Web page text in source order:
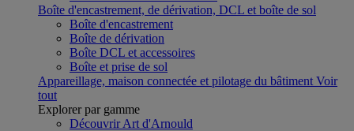
Boîte d'encastrement, de dérivation, DCL et boîte de sol
Boîte d'encastrement
Boîte de dérivation
Boîte DCL et accessoires
Boîte et prise de sol
Appareillage, maison connectée et pilotage du bâtiment Voir
tout
Explorer par gamme
Découvrir Art d'Arnould